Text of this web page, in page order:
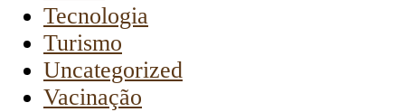
Tecnologia
Turismo
Uncategorized
Vacinação